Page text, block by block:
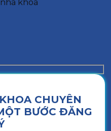
CHUYÊN
BƯỚC ĐĂNG